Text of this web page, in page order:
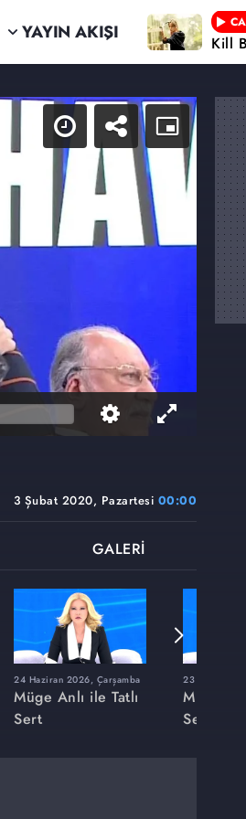
YAYIN AKIŞI Kill
3 Şubat 2020, Pazartesi 00:00
GALERİ
24 Haziran 2026, Çarşamba
Müge Anlı ile Tatlı
Sert
23 Haziran
Müge
Sert